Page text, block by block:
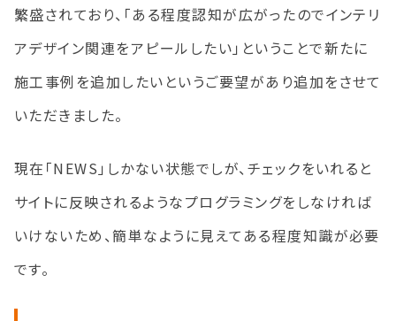
繁盛されており、「ある程度認知が広がったのでインテリ
アデザイン関連をアピールしたい」ということで新たに
施工事例を追加したいというご要望があり追加をさせて
いただきました。
現在「NEWS」しかない状態でしが、チェックをいれると
サイトに反映されるようなプログラミングをしなければ
いけないため、簡単なように見えてある程度知識が必要
です。